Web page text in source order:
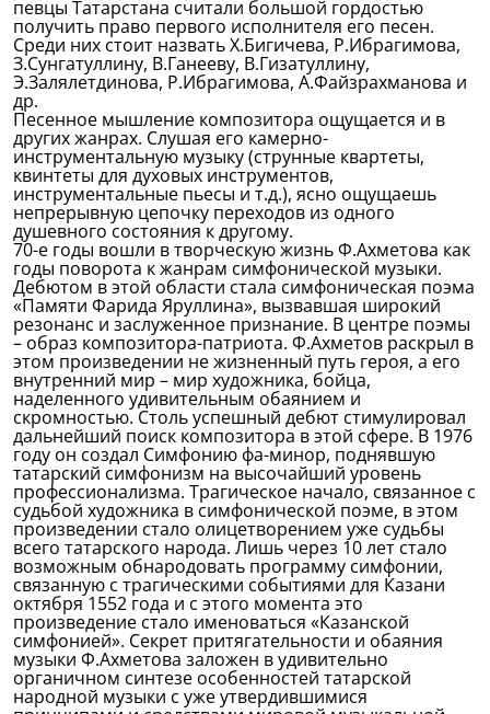
певцы Татарстана считали большой гордостью
получить право первого исполнителя его песен.
Среди них стоит назвать Х.Бигичева, Р.Ибрагимова,
З.Сунгатуллину, В.Ганееву, В.Гизатуллину,
Э.Залялетдинова, Р.Ибрагимова, А.Файзрахманова и
др.
Песенное мышление композитора ощущается и в
других жанрах. Слушая его камерно-
инструментальную музыку (струнные квартеты,
квинтеты для духовых инструментов,
инструментальные пьесы и т.д.), ясно ощущаешь
непрерывную цепочку переходов из одного
душевного состояния к другому.
70-е годы вошли в творческую жизнь Ф.Ахметова как
годы поворота к жанрам симфонической музыки.
Дебютом в этой области стала симфоническая поэма
«Памяти Фарида Яруллина», вызвавшая широкий
резонанс и заслуженное признание. В центре поэмы
– образ композитора-патриота. Ф.Ахметов раскрыл в
этом произведении не жизненный путь героя, а его
внутренний мир – мир художника, бойца,
наделенного удивительным обаянием и
скромностью. Столь успешный дебют стимулировал
дальнейший поиск композитора в этой сфере. В 1976
году он создал Симфонию фа-минор, поднявшую
татарский симфонизм на высочайший уровень
профессионализма. Трагическое начало, связанное с
судьбой художника в симфонической поэме, в этом
произведении стало олицетворением уже судьбы
всего татарского народа. Лишь через 10 лет стало
возможным обнародовать программу симфонии,
связанную с трагическими событиями для Казани
октября 1552 года и с этого момента это
произведение стало именоваться «Казанской
симфонией». Секрет притягательности и обаяния
музыки Ф.Ахметова заложен в удивительно
органичном синтезе особенностей татарской
народной музыки с уже утвердившимися